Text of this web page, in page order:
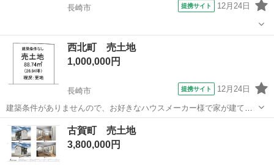
長崎市 提携サイト 12月24日
長崎 長崎市 土地販売/土地売買
西北町 売土地
1,000,000円
長崎市 提携サイト 12月24日
建築条件がありませんので、お好きなハウスメーカー様で家が建てれ
ます！
長崎 長崎市 土地販売/土地売買
古賀町 売土地
3,800,000円